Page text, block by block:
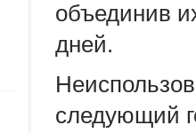
объединив
дней.
следующий